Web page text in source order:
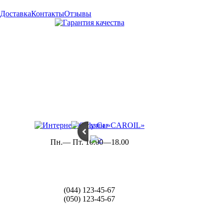
ДоставкаКонтактыОтзывы
Пн.— Пт. 10.00—18.00
(044) 123-45-67
(050) 123-45-67